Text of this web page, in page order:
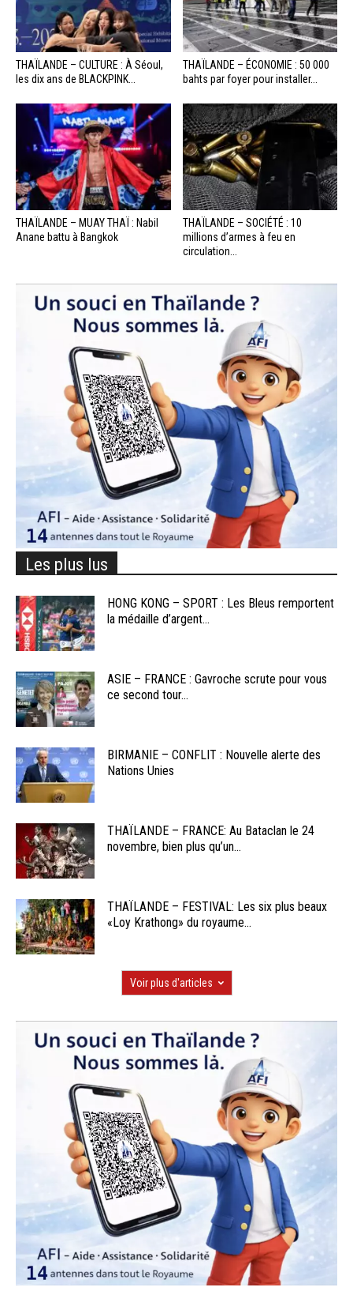
THAÏLANDE – CULTURE : À Séoul,
les dix ans de BLACKPINK...
THAÏLANDE – ÉCONOMIE : 50 000
bahts par foyer pour installer...
THAÏLANDE – MUAY THAÏ : Nabil
Anane battu à Bangkok
THAÏLANDE – SOCIÉTÉ : 10
millions d’armes à feu en
circulation...
Les plus lus
HONG KONG – SPORT : Les Bleus remportent
la médaille d’argent...
ASIE – FRANCE : Gavroche scrute pour vous
ce second tour...
BIRMANIE – CONFLIT : Nouvelle alerte des
Nations Unies
THAÏLANDE – FRANCE: Au Bataclan le 24
novembre, bien plus qu’un...
THAÏLANDE – FESTIVAL: Les six plus beaux
«Loy Krathong» du royaume...
Voir plus d'articles